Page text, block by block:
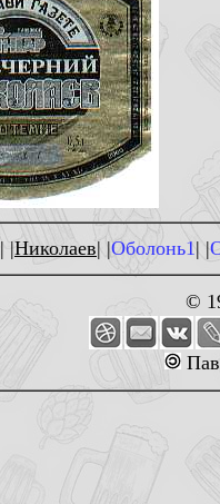
| |Николаев| |Оболонь1| |
©